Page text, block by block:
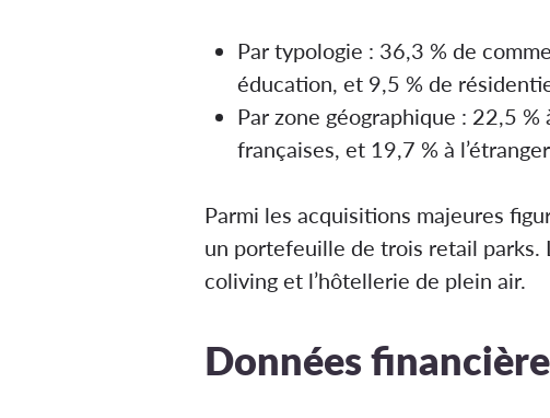
Par typologie : 36,3 % de
éducation, et 9,5 % de
Par zone géographique : 22,5
françaises, et 19,7 % à
Parmi les acquisitions majeures
un portefeuille de trois retail parks.
coliving et l’hôtellerie de plein air​.
Données